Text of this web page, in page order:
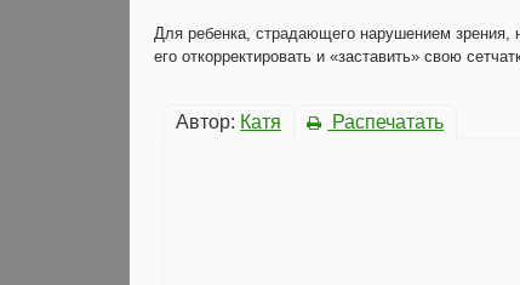
Для ребенка, страдающего нарушением зрения,
его откорректировать и «заставить» свою
Автор: Катя Распечатать